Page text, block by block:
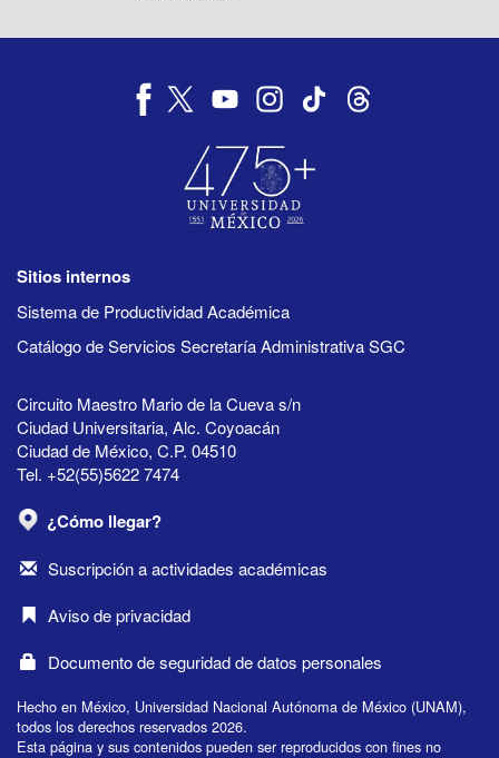
Sitios internos
Sistema de Productividad Académica
Catálogo de Servicios Secretaría Administrativa SGC
Circuito Maestro Mario de la Cueva s/n
Ciudad Universitaria, Alc. Coyoacán
Ciudad de México, C.P. 04510
Tel. +52(55)5622 7474
¿Cómo llegar?
Suscripción a actividades académicas
Aviso de privacidad
Documento de seguridad de datos personales
Hecho en México, Universidad Nacional Autónoma de México (UNAM),
todos los derechos reservados 2026.
Esta página y sus contenidos pueden ser reproducidos con fines no